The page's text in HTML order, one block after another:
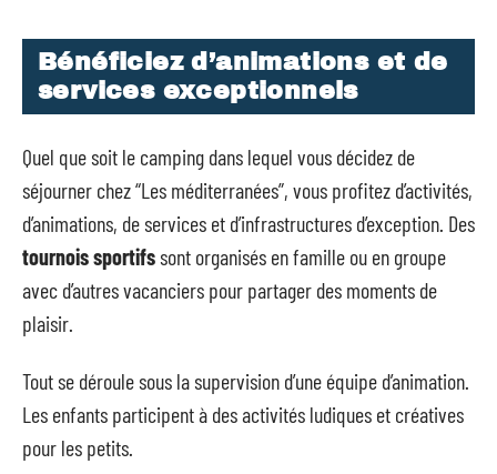
Bénéficiez d’animations et de
services exceptionnels
Quel que soit le camping dans lequel vous décidez de
séjourner chez “Les méditerranées”, vous profitez d’activités,
d’animations, de services et d’infrastructures d’exception. Des
tournois sportifssont organisés en famille ou en groupe
avec d’autres vacanciers pour partager des moments de
plaisir.
Tout se déroule sous la supervision d’une équipe d’animation.
Les enfants participent à des activités ludiques et créatives
pour les petits.